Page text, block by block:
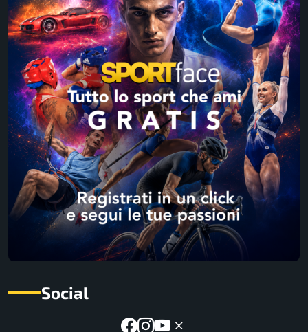
Social